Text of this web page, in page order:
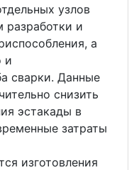
узлов
разработки и
а
и
сварки. Данные
снизить
эстакады в
затраты
изготовления